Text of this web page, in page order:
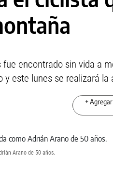
fue encontrado sin vida a
y este lunes se realizará la
+
Arano de 50 años.